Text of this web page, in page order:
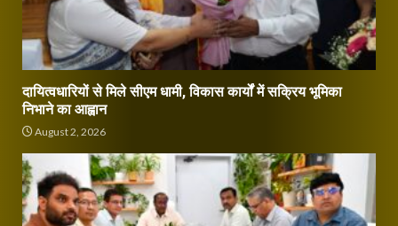
दायित्वधारियों से मिले सीएम धामी, विकास कार्यों में सक्रिय भूमिका
निभाने का आह्वान
August 2, 2026